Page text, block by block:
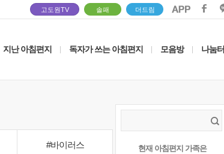
고도원TV 솔패 더드림
지난 아침편지 독자가 쓰는 아침편지 모음방 나눔터
#바이러스
현재 아침편지 가족은